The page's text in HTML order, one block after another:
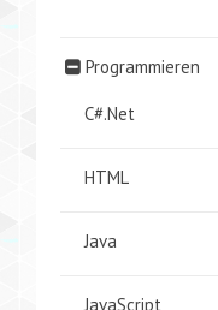
Programmieren
C#.Net
HTML
Java
JavaScript